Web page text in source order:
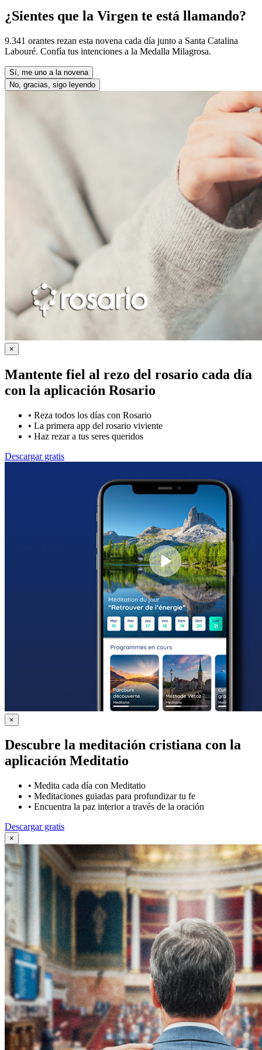
¿Sientes que la Virgen te está llamando?
9.341 orantes rezan esta novena cada día junto a Santa Catalina
Labouré. Confía tus intenciones a la Medalla Milagrosa.
Sí, me uno a la novena
No, gracias, sigo leyendo
×
Mantente fiel al rezo del rosario cada día
con la aplicación Rosario
• Reza todos los días con Rosario
• La primera app del rosario viviente
• Haz rezar a tus seres queridos
Descargar gratis
×
Descubre la meditación cristiana con la
aplicación Meditatio
• Medita cada día con Meditatio
• Meditaciones guiadas para profundizar tu fe
• Encuentra la paz interior a través de la oración
Descargar gratis
×